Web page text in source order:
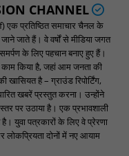
CHANNEL
प्रतिष्ठित समाचार चैनल के
जाते हैं। वे वर्षों से मीडिया जगत
के लिए पहचान बनाए हुए हैं।
किया है, जहां आम जनता की
है – ग्राउंड रिपोर्टिंग,
खबरें प्रस्तुत करना। उन्होंने
पर उठाया है। एक प्रभावशाली
युवा पत्रकारों के लिए वे प्रेरणा
दोनों में नए आयाम